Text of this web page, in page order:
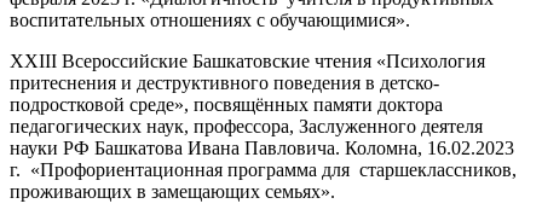
воспитательных отношениях с обучающимися».
XXIII Всероссийские Башкатовские чтения «Психология
притеснения и деструктивного поведения в детско-
подростковой среде», посвящённых памяти доктора
педагогических наук, профессора, Заслуженного деятеля
науки РФ Башкатова Ивана Павловича. Коломна, 16.02.2023
г. «Профориентационная программа для старшеклассников,
проживающих в замещающих семьях».